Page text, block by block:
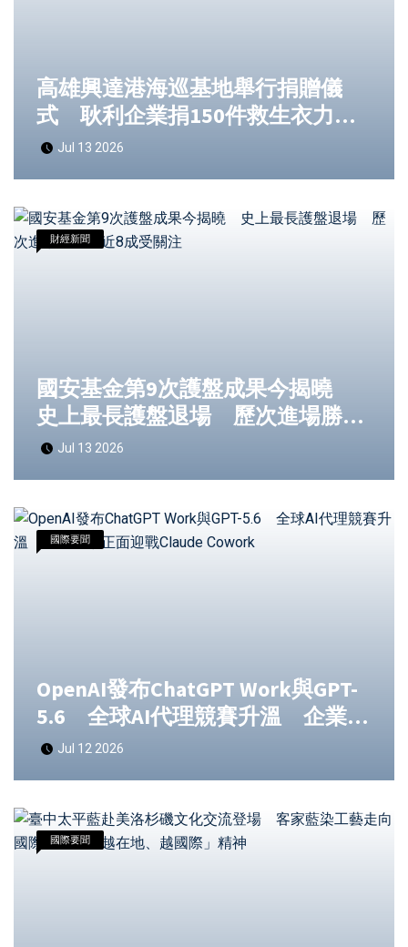
高雄興達港海巡基地舉行捐贈儀
式 耿利企業捐150件救生衣力挺
海巡第一線勤務安全
Jul 13 2026
財經新聞
國安基金第9次護盤成果今揭曉
史上最長護盤退場 歷次進場勝率
逼近8成受關注
Jul 13 2026
國際要聞
OpenAI發布ChatGPT Work與GPT-
5.6 全球AI代理競賽升溫 企業市
場正面迎戰Claude Cowork
Jul 12 2026
國際要聞